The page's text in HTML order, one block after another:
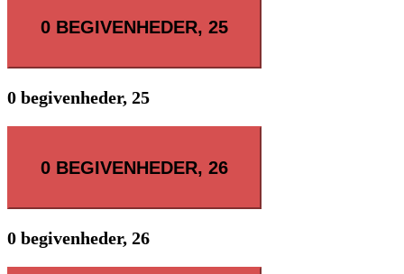
0 BEGIVENHEDER, 25
0 begivenheder, 25
0 BEGIVENHEDER, 26
0 begivenheder, 26